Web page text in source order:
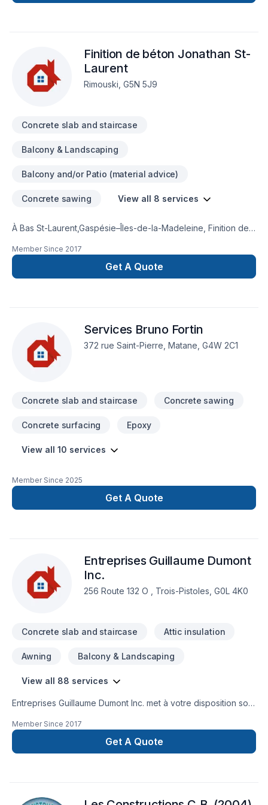
Finition de béton Jonathan St-
Laurent
Rimouski, G5N 5J9
Concrete slab and staircase
Balcony & Landscaping
Balcony and/or Patio (material advice)
Concrete sawing View all 8 services
À Bas St-Laurent,Gaspésie–Îles-de-la-Madeleine, Finition de
réalisations durables grâce à une approche unique dans le
domaine de Béton, Pavage. Grâce à notre approche centrée
sur le client, nous proposons des solutions adaptées à vos
sur vos besoins et vos aspirations.
Member Since 2017
Get A Quote
Services Bruno Fortin
372 rue Saint-Pierre, Matane, G4W 2C1
Concrete slab and staircase Concrete sawing
Concrete surfacing Epoxy
View all 10 services
Member Since 2025
Get A Quote
Entreprises Guillaume Dumont
Inc.
256 Route 132 O , Trois-Pistoles, G0L 4K0
Concrete slab and staircase Attic insulation
Awning Balcony & Landscaping
View all 88 services
Entreprises Guillaume Dumont Inc. met à votre disposition son
sinistre, Armoires, Balcon, Balcon de bois, Béton,
Calfeutrage, Carrelage, Charpentier, Clôture, Coffrage,
Commercial, Construction, Crépis, Cuisine, Décontamination,
Member Since 2017
Get A Quote